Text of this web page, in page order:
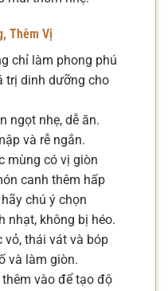
Thêm Vị
chỉ làm phong phú
trị dinh dưỡng cho
ngọt nhẹ, dễ ăn.
và rễ ngắn.
mùng có vị giòn
canh thêm hấp
chú ý chọn
nhạt, không bị héo.
vỏ, thái vát và bóp
và làm giòn.
vào để tạo độ